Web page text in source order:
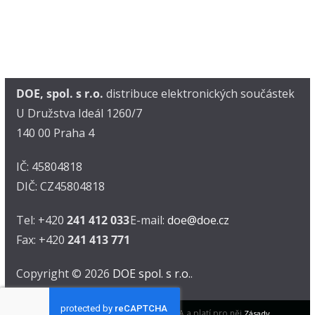
DOE, spol. s r.o. distribuce elektronických součástek
U Družstva Ideál 1260/7
140 00 Praha 4
IČ: 45804818
DIČ: CZ45804818
Tel: +420 241 412 033
Fax: +420 241 413 771
E-mail: doe@doe.cz
Copyright © 2026 DOE spol. s r.o..